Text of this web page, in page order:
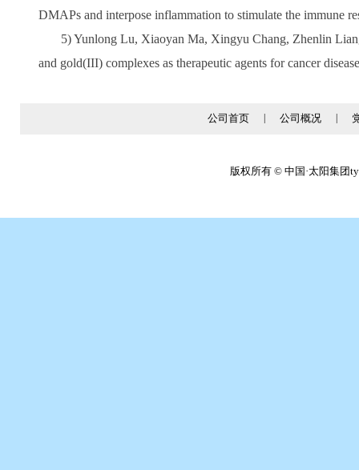
DMAPs and interpose inflammation to stimulate the immune
5) Yunlong Lu, Xiaoyan Ma, Xingyu Chang, Zhenlin
and gold(III) complexes as therapeutic agents for cancer
公司首页 公司概况
版权所有 © 中国·太阳集团